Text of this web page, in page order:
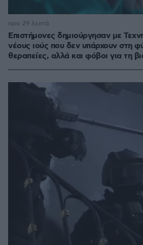
Επιστήμονες δημιούργησαν με
νέους ιούς που δεν υπάρχουν στη
θεραπείες, αλλά και φόβοι για τη
πριν 29 λεπτά